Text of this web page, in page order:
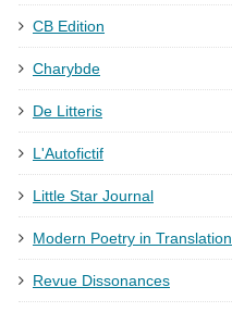
CB Edition
Charybde
De Litteris
L'Autofictif
Little Star Journal
Modern Poetry in Translation
Revue Dissonances